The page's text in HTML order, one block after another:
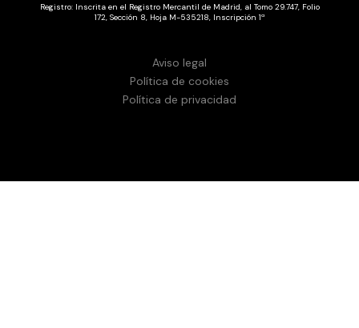
Registro: Inscrita en el Registro Mercantil de Madrid, al Tomo 29.747, Folio
172, Sección 8, Hoja M-535218, Inscripción 1ª
Aviso legal
Política de cookies
Política de privacidad